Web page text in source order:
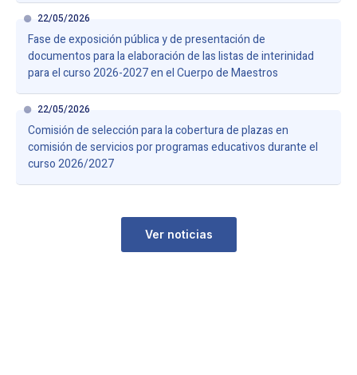
Fase de exposición pública y de presentación de
documentos para la elaboración de las listas de interinidad
para el curso 2026-2027 en el Cuerpo de Maestros
22/05/2026
Comisión de selección para la cobertura de plazas en
comisión de servicios por programas educativos durante el
curso 2026/2027
22/05/2026
Ver noticias